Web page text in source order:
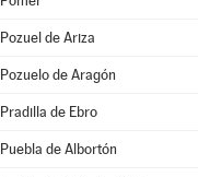
Pozuel de Ariza
Pozuelo de Aragón
Pradilla de Ebro
Puebla de Albortón